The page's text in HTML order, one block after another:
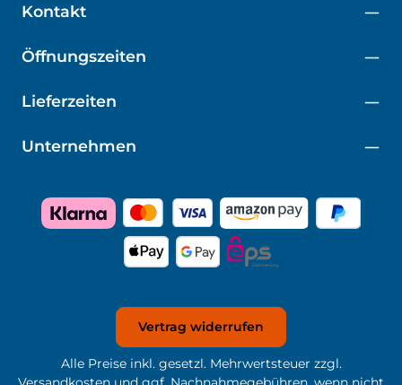
Kontakt
Öffnungszeiten
Unternehmen
Lieferzeiten
Vertrag widerrufen
Alle Preise inkl. gesetzl. Mehrwertsteuer zzgl.